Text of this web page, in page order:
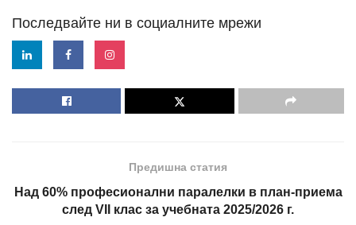
Последвайте ни в социалните мрежи
Предишна статия
Над 60% професионални паралелки в план-приема
след VII клас за учебната 2025/2026 г.